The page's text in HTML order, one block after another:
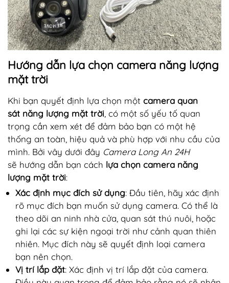
Hướng dẫn lựa chọn camera năng lượng
mặt trời
Khi bạn quyết định lựa chọn một camera quan
sát năng lượng mặt trời, có một số yếu tố quan
trọng cần xem xét để đảm bảo bạn có một hệ
thống an toàn, hiệu quả và phù hợp với nhu cầu của
mình. Bởi vây dưới đây Camera Long An 24H
sẽ hướng dẫn bạn cách lựa chọn camera năng
lượng mặt trời:
Xác định mục đích sử dụng: Đầu tiên, hãy xác định
rõ mục đích bạn muốn sử dụng camera. Có thể là
theo dõi an ninh nhà cửa, quan sát thú nuôi, hoặc
ghi lại các sự kiện ngoại trời như cảnh quan thiên
nhiên. Mục đích này sẽ quyết định loại camera
bạn nên chọn.
Vị trí lắp đặt: Xác định vị trí lắp đặt của camera.